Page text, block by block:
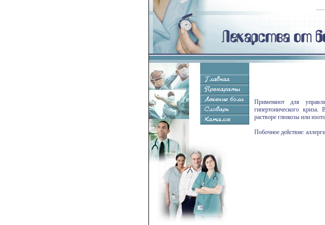
Применяют для
гипертонического
растворе глюкозы или
Побочное действие: